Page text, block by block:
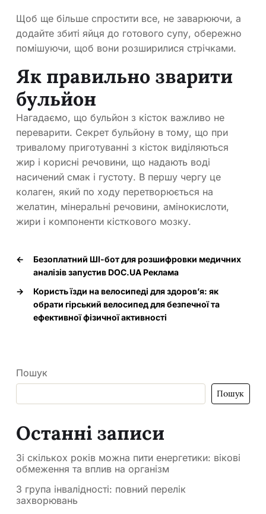
Щоб ще більше спростити все, не заварюючи, а
додайте збиті яйця до готового супу, обережно
помішуючи, щоб вони розширилися стрічками.
Як правильно зварити
бульйон
Нагадаємо, що бульйон з кісток важливо не
переварити. Секрет бульйону в тому, що при
тривалому приготуванні з кісток виділяються
жир і корисні речовини, що надають воді
насичений смак і густоту. В першу чергу це
колаген, який по ходу перетворюється на
желатин, мінеральні речовини, амінокислоти,
жири і компоненти кісткового мозку.
←
Безоплатний ШІ-бот для розшифровки медичних
аналізів запустив DOC.UA Реклама
→
Користь їзди на велосипеді для здоров’я: як
обрати гірський велосипед для безпечної та
ефективної фізичної активності
Пошук
Пошук
Останні записи
Зі скількох років можна пити енергетики: вікові
обмеження та вплив на організм
3 група інвалідності: повний перелік
захворювань